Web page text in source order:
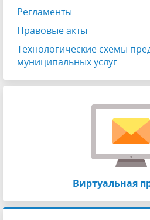
Регламенты
Правовые акты
Технологические схемы
муниципальных услуг
Виртуальная